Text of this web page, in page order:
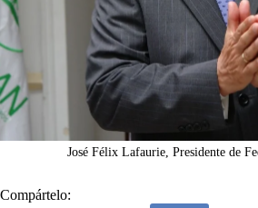
José Félix Lafaurie, Presidente de
Compártelo: